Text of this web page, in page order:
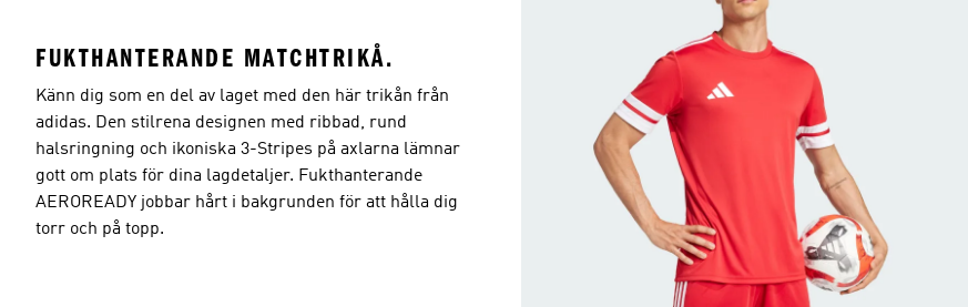
Modellens storlek
FUKTHANTERANDE MATCHTRIKÅ.
Känn dig som en del av laget med den här trikån från
adidas. Den stilrena designen med ribbad, rund
halsringning och ikoniska 3-Stripes på axlarna lämnar
gott om plats för dina lagdetaljer. Fukthanterande
AEROREADY jobbar hårt i bakgrunden för att hålla dig
torr och på topp.